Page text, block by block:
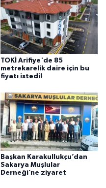
TOKİ Arifiye'de 85
metrekarelik daire için bu
fiyatı istedi!
Başkan Karakullukçu’dan
Sakarya Muşlular
Derneği’ne ziyaret